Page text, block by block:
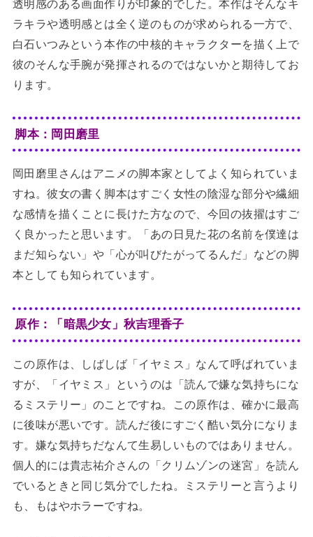
透明感のある画面作りが印象的でした。本作はそんなキ
ラキラや透明感とは全く逆のものが求められる一方で、
白石いつみという本作の中核的キャラクターを描く上で
彼のそんな手腕が発揮されるのではないかと期待してお
ります。
脚本：岡田磨里
岡田磨里さんはアニメの脚本家としてよく知られていま
すね。彼女の書く脚本はすごく女性の陰湿な部分や繊細
な感情を描くことに長けた方なので、今回の抜擢はすご
く良かったと思います。「あの日見た花の名前を僕達は
まだ知らない」や「心が叫びたがってるんだ」などの脚
本としても知られています。
原作：「暗黒少女」秋吉理香子
この原作は、しばしば「イヤミス」なんて呼ばれていま
すが、「イヤミス」というのは「読んで嫌な気持ちにな
るミステリー」のことですね。この原作は、確かに最高
に後味が悪いです。読んだ後にすごく酷い気分になりま
す。嫌な気持ちだなんて生易しいものではありません。
個人的には貴志祐介さんの「クリムゾンの迷宮」を読ん
でいるときと同じ気分でしたね。ミステリーと言うより
も、もはやホラーですね。